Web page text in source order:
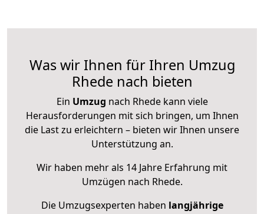
Was wir Ihnen für Ihren Umzug
Rhede nach bieten
Ein Umzug nach Rhede kann viele
Herausforderungen mit sich bringen, um Ihnen
die Last zu erleichtern – bieten wir Ihnen unsere
Unterstützung an.
Wir haben mehr als 14 Jahre Erfahrung mit
Umzügen nach Rhede.
Die Umzugsexperten haben langjährige